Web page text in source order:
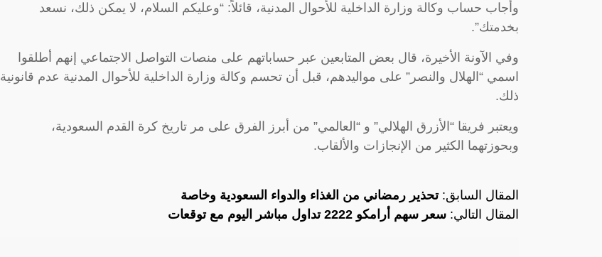
وأجاب حساب وكالة وزارة الداخلية للأحوال المدنية، قائلاً: “وعليكم السلام، لا يمكن ذلك، نسعد
بخدمتك”.
وفي الآونة الأخيرة، قال بعض المتابعين عبر حساباتهم على منصات التواصل الاجتماعي إنهم أطلقوا
اسمي “الهلال والنصر” على مواليدهم، قبل أن تحسم وكالة وزارة الداخلية للأحوال المدنية عدم قانونية
ذلك.
ويعتبر فريقا “الأزرق الهلالي” و “العالمي” من أبرز الفرق على مر تاريخ كرة القدم السعودية،
وبحوزتهما الكثير من الإنجازات والألقاب.
المقال السابق:تحذير رمضاني من الغذاء والدواء السعودية وخاصة
المقال التالي: سعر سهم أرامكو 2222 تداول مباشر اليوم مع توقعات